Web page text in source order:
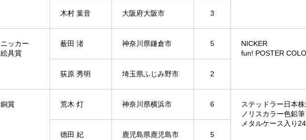
木村 葉音 大阪府大阪市 3
ニッカー
絵具賞
薮田 渚 神奈川県鎌倉市 5
NICKER
fun! POSTER
荻原 秀明 埼玉県ふじみ野市 2
銅賞 荒木 灯 神奈川県横浜市 6
ステッドラー日本
ノリスカラー色鉛筆
メタルケース入り
德田 妃
鹿児島県鹿児島市 5